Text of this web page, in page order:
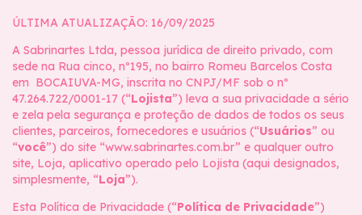
ÚLTIMA ATUALIZAÇÃO: 16/09/2025
A Sabrinartes Ltda, pessoa jurídica de direito privado, com
sede na Rua cinco, nº195, no bairro Romeu Barcelos Costa
em BOCAIUVA-MG, inscrita no CNPJ/MF sob o nº
47.264.722/0001-17 (“Lojista”) leva a sua privacidade a sério
e zela pela segurança e proteção de dados de todos os seus
clientes, parceiros, fornecedores e usuários (“Usuários” ou
“você”) do site “www.sabrinartes.com.br” e qualquer outro
site, Loja, aplicativo operado pelo Lojista (aqui designados,
simplesmente, “Loja”).
Esta Política de Privacidade (“Política de Privacidade”)